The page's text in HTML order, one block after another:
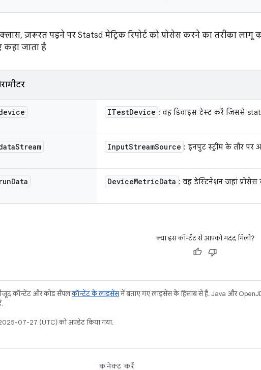
ज़रूरत पड़ने पर Statsd मेट्रिक रिपोर्ट को प्रोसेस करने का तरीका लागू
कहा जाता है
ITestDevice : वह डिवाइस टेस्ट करें जिससे
Stream InputStreamSource : इनपुट स्ट्रीम के तौर पर
runData DeviceMetricData : वह डेस्टिनेशन जहां
क्या इस कॉन्टेंट से आपको मदद मिली?
कॉन्टेंट और कोड सैंपलकॉन्टेंट के लाइसेंसमें बताए गए लाइसेंस के हिसाब से हैं. Java और
07-27 (UTC) को अपडेट किया गया.
कनेक्ट करें